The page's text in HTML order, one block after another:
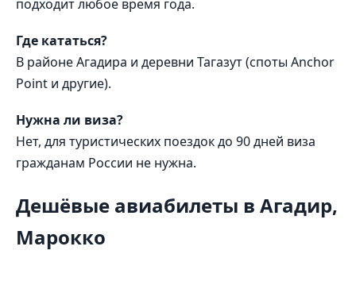
подходит любое время года.
Где кататься?
В районе Агадира и деревни Тагазут (споты Anchor
Point и другие).
Нужна ли виза?
Нет, для туристических поездок до 90 дней виза
гражданам России не нужна.
Дешёвые авиабилеты в Агадир,
Марокко